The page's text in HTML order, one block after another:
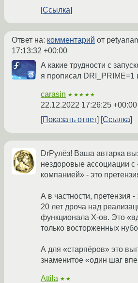
Ссылка
Ответ на: комментарий от
17:13:32 +00:00
А какие трудности с
я прописал DRI_PRIME=1
carasin ★★★★★
22.12.2022 17:26:25 +00:00
Показать ответ
Ссылка
DrРулёз! Ваша автарка
нездоровые ассоциации с
компанией» - это
А в частности, претензия -
20 лет дроча над
функционала X-ов. Это
только восторженных
А для «старпёров» это
знаменитое «один шаг
Attila ★★